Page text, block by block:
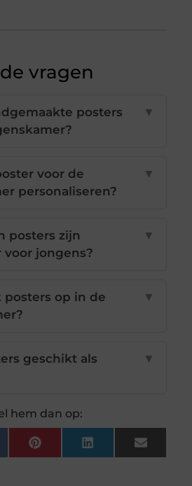
vragen
posters
▼
voor de
personaliseren?
▼
posters zijn
voor jongens?
▼
posters op in de
▼
geschikt als
▼
hem dan op:
PinterestLinkedInEmail